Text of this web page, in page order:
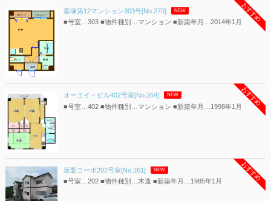
森塚第12マンション303号[No.270] NEW
■号室…303 ■物件種別…マンション ■新築年月…2014年1月おすすめ
オーエイ・ビル402号室[No.264] NEW
■号室…402 ■物件種別…マンション ■新築年月…1998年1月おすすめ
坂梨コーポ202号室[No.261] NEW
■号室…202 ■物件種別…木造 ■新築年月…1985年1月 おすすめ